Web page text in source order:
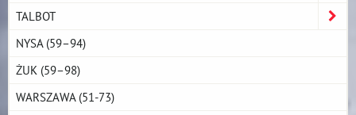
TALBOT
NYSA (59–94)
ŻUK (59–98)
WARSZAWA (51-73)